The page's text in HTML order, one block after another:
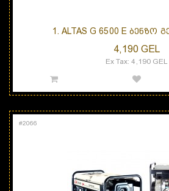
1. ALTAS G 6500 E ᲑᲔᲜᲖᲝ
4,190 GEL
Ex Tax: 4,190 GEL
#2066